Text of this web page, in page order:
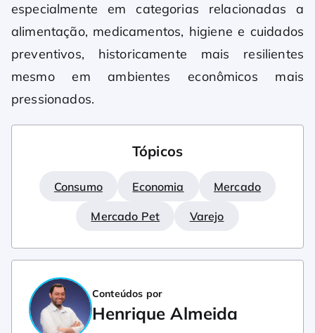
especialmente em categorias relacionadas a
alimentação, medicamentos, higiene e cuidados
preventivos, historicamente mais resilientes
mesmo em ambientes econômicos mais
pressionados.
Tópicos
Consumo Economia Mercado
Mercado Pet Varejo
Conteúdos por
Henrique Almeida